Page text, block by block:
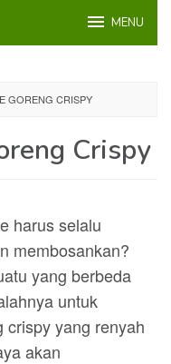
MENU
GORENG CRISPY
Crispy
harus selalu
membosankan?
yang berbeda
untuk
crispy yang renyah
akan